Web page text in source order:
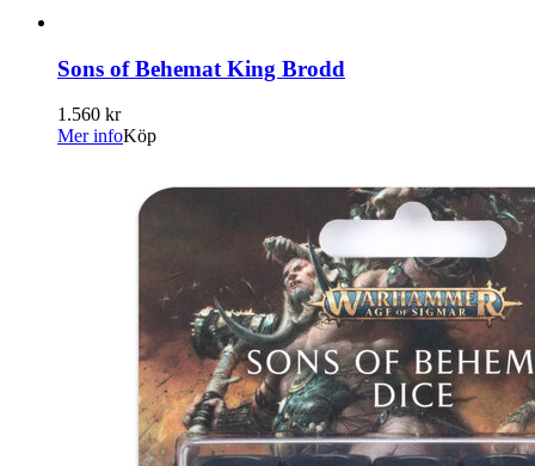
Sons of Behemat King Brodd
1.560 kr
Mer infoKöp